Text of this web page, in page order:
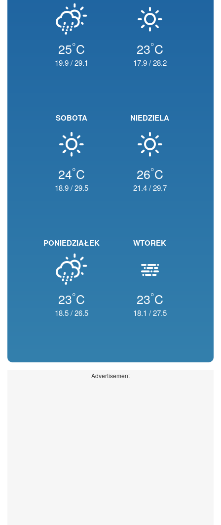
25°C
19.9/29.1
23°C
17.9/28.2
SOBOTA
24°C
18.9/29.5
NIEDZIELA
26°C
21.4/29.7
PONIEDZIAŁEK
23°C
18.5/26.5
WTOREK
23°C
18.1 /27.5
Advertisement